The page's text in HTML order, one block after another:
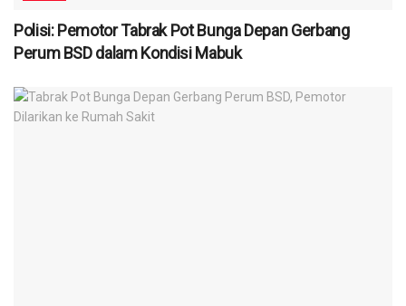
Polisi: Pemotor Tabrak Pot Bunga Depan Gerbang
Perum BSD dalam Kondisi Mabuk